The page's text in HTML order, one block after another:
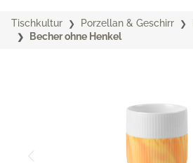
Tischkultur Porzellan & Geschirr
Becher ohne Henkel